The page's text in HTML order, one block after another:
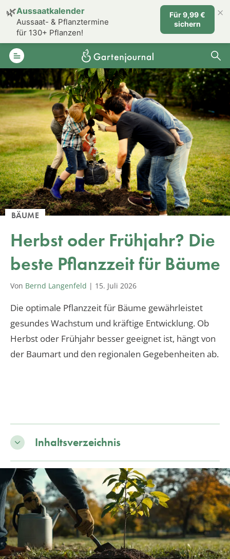
BÄUME
Herbst oder Frühjahr? Die
beste Pflanzzeit für Bäume
Von Bernd Langenfeld | 15. Juli 2026
Die optimale Pflanzzeit für Bäume gewährleistet
gesundes Wachstum und kräftige Entwicklung. Ob
Herbst oder Frühjahr besser geeignet ist, hängt von
der Baumart und den regionalen Gegebenheiten ab.
Inhaltsverzeichnis
🌿Aussaatkalender
Aussaat- & Pflanztermine
für 130+ Pflanzen!
Für 9,99 €
sichern
×